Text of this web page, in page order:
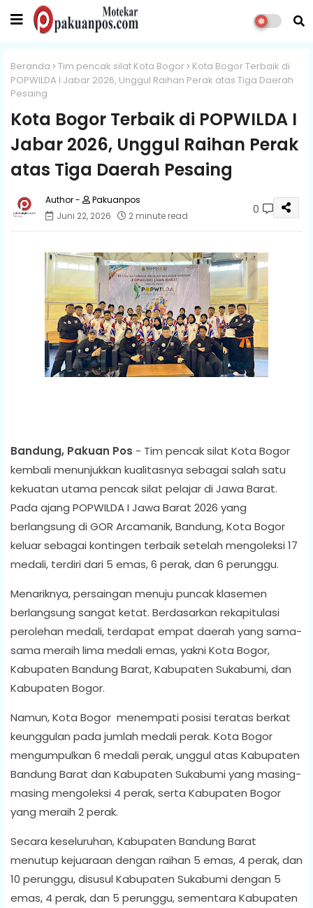
Beranda Tim pencak silat Kota Bogor
Kota Bogor Terbaik di
POPWILDA I Jabar 2026, Unggul Raihan Perak atas Tiga Daerah
Pesaing
Kota Bogor Terbaik di POPWILDA I
Jabar 2026, Unggul Raihan Perak
atas Tiga Daerah Pesaing
Pakuanpos
Juni 22, 2026
2 minute read 0
Bandung, Pakuan Pos - Tim pencak silat Kota Bogor
kembali menunjukkan kualitasnya sebagai salah satu
kekuatan utama pencak silat pelajar di Jawa Barat.
Pada ajang POPWILDA I Jawa Barat 2026 yang
berlangsung di GOR Arcamanik, Bandung, Kota Bogor
keluar sebagai kontingen terbaik setelah mengoleksi 17
medali, terdiri dari 5 emas, 6 perak, dan 6 perunggu.
Menariknya, persaingan menuju puncak klasemen
berlangsung sangat ketat. Berdasarkan rekapitulasi
perolehan medali, terdapat empat daerah yang sama-
sama meraih lima medali emas, yakni Kota Bogor,
Kabupaten Bandung Barat, Kabupaten Sukabumi, dan
Kabupaten Bogor.
Namun, Kota Bogor menempati posisi teratas berkat
keunggulan pada jumlah medali perak. Kota Bogor
mengumpulkan 6 medali perak, unggul atas Kabupaten
Bandung Barat dan Kabupaten Sukabumi yang masing-
masing mengoleksi 4 perak, serta Kabupaten Bogor
yang meraih 2 perak.
Secara keseluruhan, Kabupaten Bandung Barat
menutup kejuaraan dengan raihan 5 emas, 4 perak, dan
10 perunggu, disusul Kabupaten Sukabumi dengan 5
emas, 4 perak, dan 5 perunggu, sementara Kabupaten